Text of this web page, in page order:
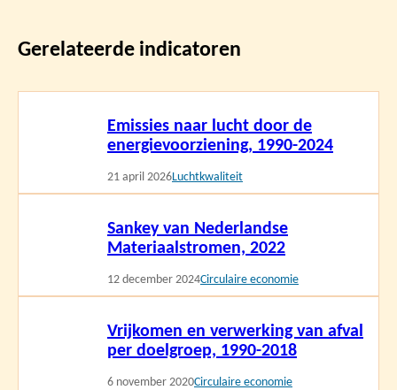
Gerelateerde indicatoren
Emissies naar lucht door de
energievoorziening, 1990-2024
21 april 2026Luchtkwaliteit
Sankey van Nederlandse
Materiaalstromen, 2022
12 december 2024Circulaire economie
Vrijkomen en verwerking van afval
per doelgroep, 1990-2018
6 november 2020Circulaire economie